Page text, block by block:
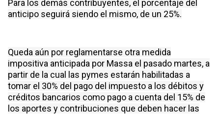
Para los demás contribuyentes, el porcentaje del
anticipo seguirá siendo el mismo, de un 25%.
Queda aún por reglamentarse otra medida
impositiva anticipada por Massa el pasado martes, a
partir de la cual las pymes estarán habilitadas a
tomar el 30% del pago del impuesto a los débitos y
créditos bancarios como pago a cuenta del 15% de
los aportes y contribuciones que deben hacer las